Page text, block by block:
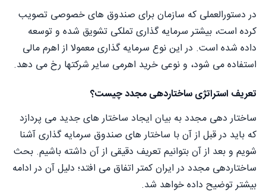
در دستورالعملی که سازمان برای صندوق های خصوصی تصویب
کرده است، بیشتر سرمایه گذاری تملکی تشویق شده و توسعه
داده شده است. در این نوع سرمایه گذاری معمولا از اهرم مالی
استفاده می شود، و نوعی خرید اهرمی سایر شرکتها رخ می دهد.
تعریف استراتژی ساختاردهی مجدد چیست؟
ساختار دهی مجدد به بیان ایجاد ساختار های جدید می پردازد
که باید در قبل از آن با ساختار های صندوق سرمایه گذاری آشنا
شویم و بعد از آن بتوانیم تعریف دقیقی از آن داشته باشیم. بحث
ساختاردهی مجدد در ایران کمتر اتفاق می افتد؛ دلیل آن در ادامه
بیشتر توضیح داده خواهد شد.